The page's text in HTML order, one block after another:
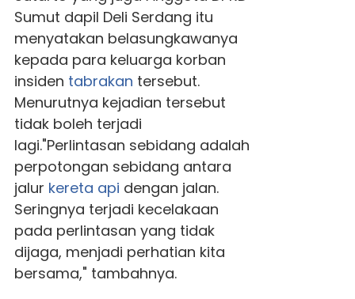
Sumut dapil Deli Serdang itu
menyatakan belasungkawanya
kepada para keluarga korban
insiden tabrakan tersebut.
Menurutnya kejadian tersebut
tidak boleh terjadi
lagi."Perlintasan sebidang adalah
perpotongan sebidang antara
jalur kereta api dengan jalan.
Seringnya terjadi kecelakaan
pada perlintasan yang tidak
dijaga, menjadi perhatian kita
bersama," tambahnya.